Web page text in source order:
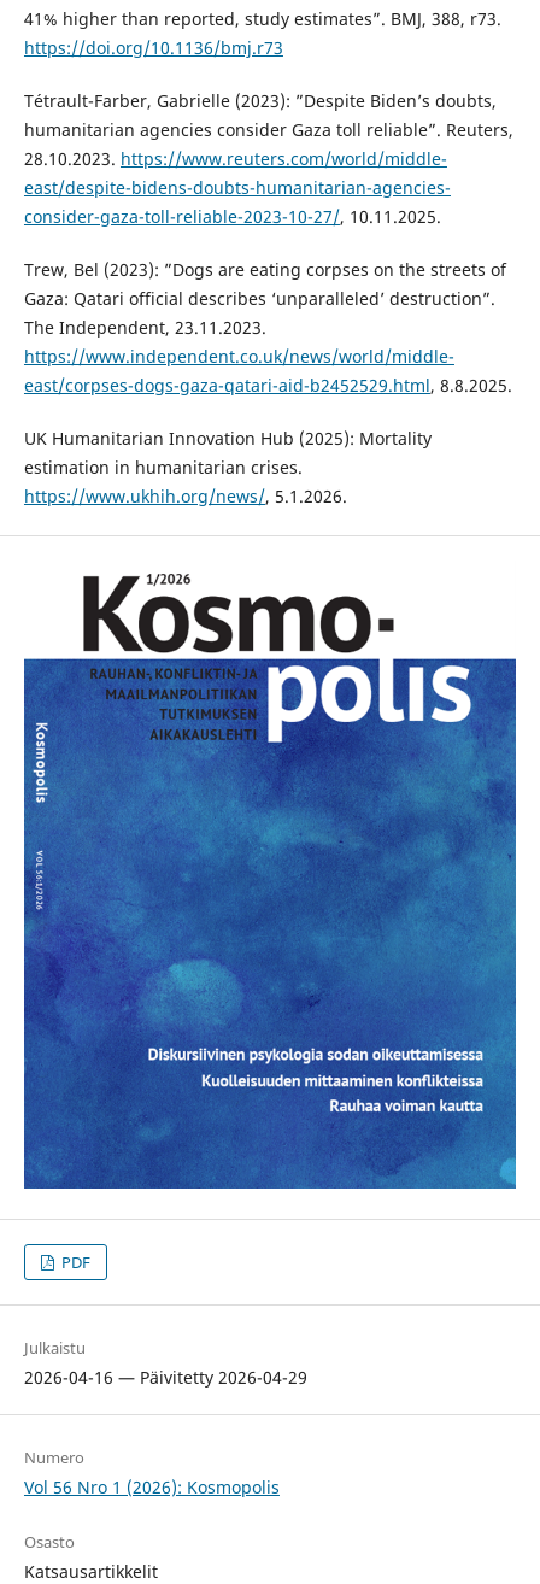
41% higher than reported, study estimates”. BMJ, 388, r73.
https://doi.org/10.1136/bmj.r73
Tétrault-Farber, Gabrielle (2023): ”Despite Biden’s doubts,
humanitarian agencies consider Gaza toll reliable”. Reuters,
28.10.2023. https://www.reuters.com/world/middle-
east/despite-bidens-doubts-humanitarian-agencies-
consider-gaza-toll-reliable-2023-10-27/, 10.11.2025.
Trew, Bel (2023): ”Dogs are eating corpses on the streets of
Gaza: Qatari official describes ‘unparalleled’ destruction”.
The Independent, 23.11.2023.
https://www.independent.co.uk/news/world/middle-
east/corpses-dogs-gaza-qatari-aid-b2452529.html, 8.8.2025.
UK Humanitarian Innovation Hub (2025): Mortality
estimation in humanitarian crises.
https://www.ukhih.org/news/, 5.1.2026.
PDF
Julkaistu
2026-04-16 — Päivitetty 2026-04-29
Numero
Vol 56 Nro 1 (2026): Kosmopolis
Osasto
Katsausartikkelit